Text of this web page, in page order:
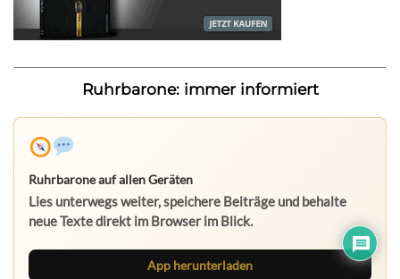
Ruhrbarone: immer informiert
Ruhrbarone auf allen Geräten
Lies unterwegs weiter, speichere Beiträge und behalte
neue Texte direkt im Browser im Blick.
App herunterladen